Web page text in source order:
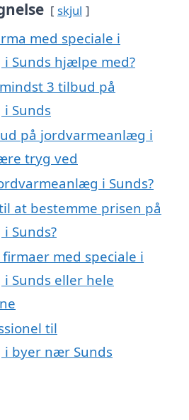
skjul
med speciale i
Sunds hjælpe med?
3 tilbud på
Sunds
på jordvarmeanlæg i
tryg ved
i Sunds?
at bestemme prisen på
Sunds?
med speciale i
Sunds eller hele
til
byer nær Sunds